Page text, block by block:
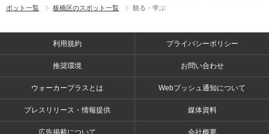
ポット一覧
板橋区のスポット一覧 観る・学ぶ
利用規約 プライバシーポリシー
推奨環境 お問い合わせ
ウォーカープラスとは Webプッシュ通知について
プレスリリース・情報提供 媒体資料